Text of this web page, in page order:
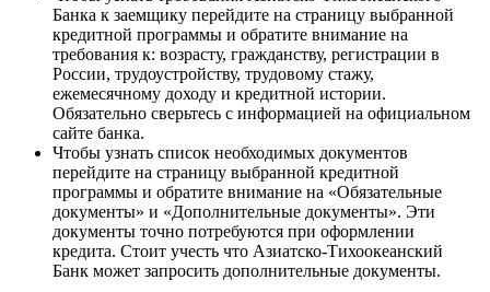
Банка к заемщику перейдите на страницу выбранной
кредитной программы и обратите внимание на
требования к: возрасту, гражданству, регистрации в
России, трудоустройству, трудовому стажу,
ежемесячному доходу и кредитной истории.
Обязательно сверьтесь с информацией на официальном
сайте банка.
Чтобы узнать список необходимых документов
перейдите на страницу выбранной кредитной
программы и обратите внимание на «Обязательные
документы» и «Дополнительные документы». Эти
документы точно потребуются при оформлении
кредита. Стоит учесть что Азиатско-Тихоокеанский
Банк может запросить дополнительные документы.